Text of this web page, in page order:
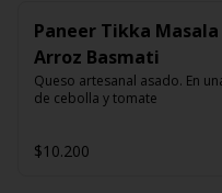
Paneer Tikka Masala
Arroz Basmati
Queso artesanal asado. En
de cebolla y tomate
$10.200